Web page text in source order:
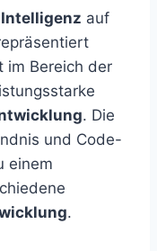
auf
im Bereich der
. Die
und Code-
einem
.